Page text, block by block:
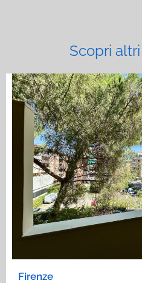
Scopri
Firenze